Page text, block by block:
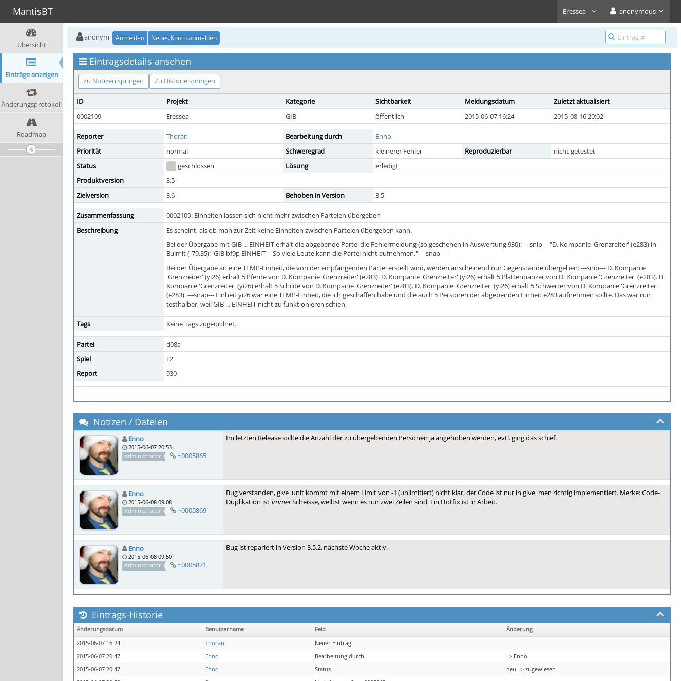
MantisBT Eressea anonymous
Übersicht
Einträge anzeigen
Änderungsprotokoll
Roadmap
anonym Anmelden Neues Konto anmelden
Eintragsdetails ansehen
Zu Notizen springen Zu Historie springen
ID Projekt Kategorie Sichtbarkeit Meldungsdatum
Zuletzt aktualisiert
0002109
Eressea GIB öffentlich 2015-06-07 16:24 2015-08-16 20:02
Reporter Thoran Bearbeitung durch
Enno
Priorität
normal Schweregrad kleinerer Fehler Reproduzierbar
nicht getestet
Status
geschlossen Lösung
erledigt
Produktversion
3.5
Zielversion
3.6 Behoben in Version 3.5
Zusammenfassung
0002109: Einheiten lassen sich nicht mehr zwischen Parteien übergeben
Beschreibung
Es scheint, als ob man zur Zeit keine Einheiten zwischen Parteien übergeben kann.
Bei der Übergabe mit GIB ... EINHEIT erhält die abgebende Partei die Fehlermeldung (so geschehen in Auswertung 930): ---snip--- "D. Kompanie 'Grenzreiter' (e283) in
Bulmit (-79,35): 'GIB bf9p EINHEIT' - So viele Leute kann die Partei nicht aufnehmen." ---snap---
Bei der Übergabe an eine TEMP-Einheit, die von der empfangenden Partei erstellt wird, werden anscheinend nur Gegenstände übergeben: ---snip--- D. Kompanie
'Grenzreiter' (yi26) erhält 5 Pferde von D. Kompanie 'Grenzreiter' (e283). D. Kompanie 'Grenzreiter' (yi26) erhält 5 Plattenpanzer von D. Kompanie 'Grenzreiter' (e283). D.
Kompanie 'Grenzreiter' (yi26) erhält 5 Schilde von D. Kompanie 'Grenzreiter' (e283). D. Kompanie 'Grenzreiter' (yi26) erhält 5 Schwerter von D. Kompanie 'Grenzreiter'
(e283). ---snap--- Einheit yi26 war eine TEMP-Einheit, die ich geschaffen habe und die auch 5 Personen der abgebenden Einheit e283 aufnehmen sollte. Das war nur
testhalber, weil GIB ... EINHEIT nicht zu funktionieren schien.
Tags Keine Tags zugeordnet.
Partei
d08a
Spiel
E2
Report
930
Notizen / Dateien
Enno
2015-06-07 20:53
Administrator
~0005865
Im letzten Release sollte die Anzahl der zu übergebenden Personen ja angehoben werden, evtl. ging das schief.
Enno
2015-06-08 09:08
Administrator
~0005869
Bug verstanden, give_unit kommt mit einem Limit von -1 (unlimitiert) nicht klar, der Code ist nur in give_men richtig implementiert. Merke: Code-
Duplikation ist immerScheisse, welbst wenn es nur zwei Zeilen sind. Ein Hotfix ist in Arbeit.
Enno
2015-06-08 09:50
Administrator
~0005871
Bug ist repariert in Version 3.5.2, nächste Woche aktiv.
Eintrags-Historie
Änderungsdatum Benutzername Feld
Änderung
2015-06-07 16:24
Thoran
Neuer Eintrag
2015-06-07 20:47
Enno Bearbeitung durch
=> Enno
2015-06-07 20:47
Enno Status
neu => zugewiesen